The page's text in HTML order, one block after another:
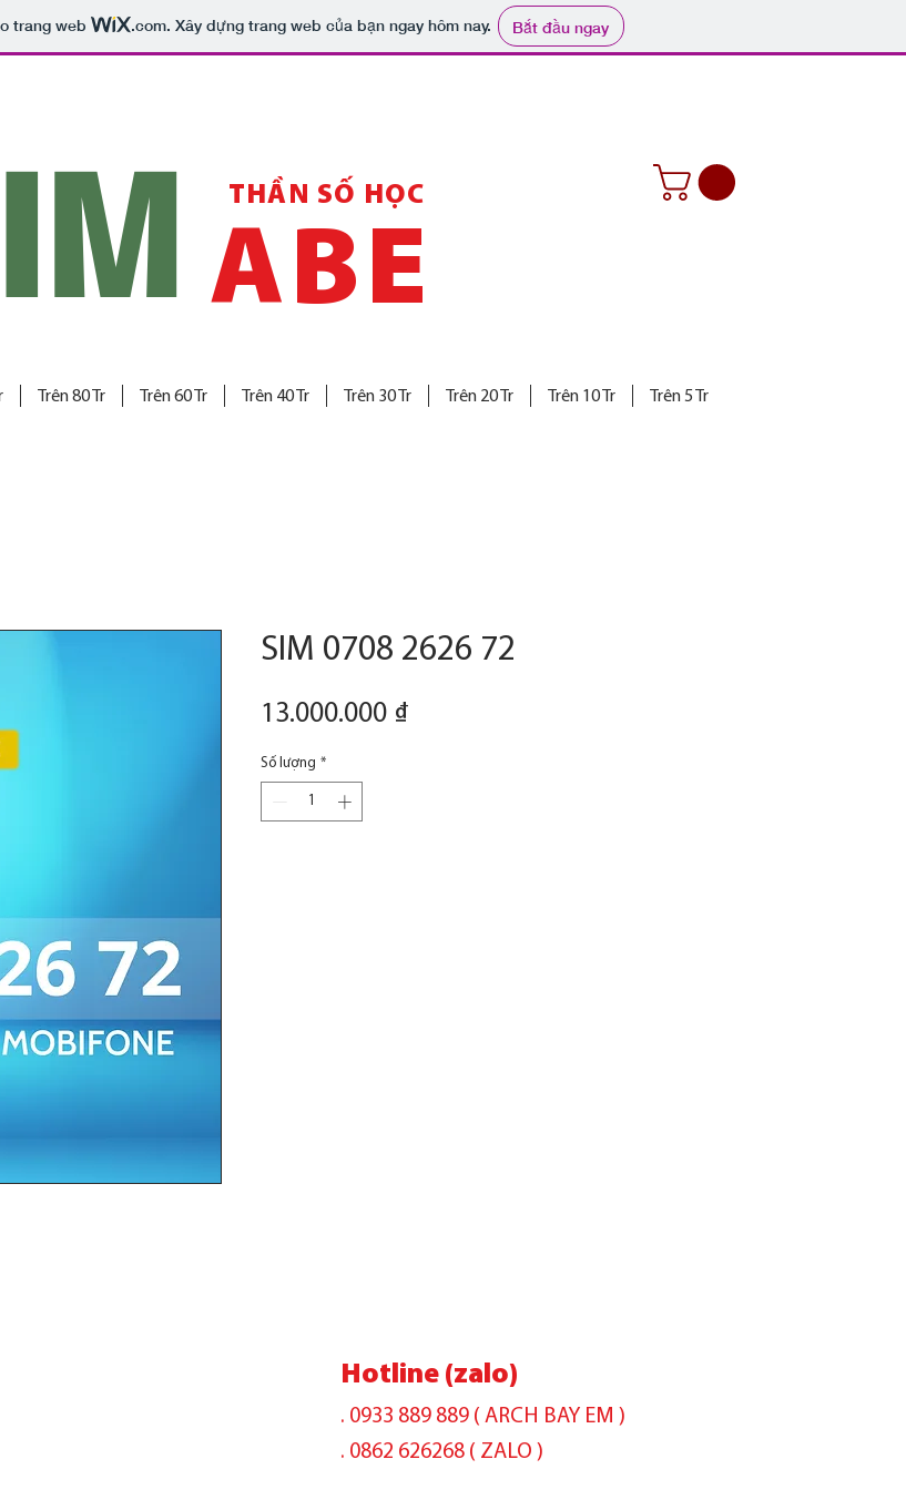
trang web .com. Xây dựng trang web của bạn ngay hôm nay. Bắt đầu ngay
ABE
THẦN SỐ HỌC
Trên 80 Tr Trên 60 Tr Trên 40 Tr Trên 30 Tr Trên 20 Tr Trên 10 Tr Trên 5 Tr
SIM 0708 2626 72
13.000.000 ₫
Số lượng *
Hotline (zalo)
. 0933 889 889 ( ARCH BAY EM )
. 0862 626268 ( ZALO )